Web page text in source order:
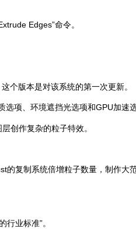
Edges”命令。
个版本是对该系统的第一次更新。
项、环境遮挡光选项和GPU加速选
创作复杂的粒子特效。
的复制系统倍增粒子数量，制作大
业标准”。